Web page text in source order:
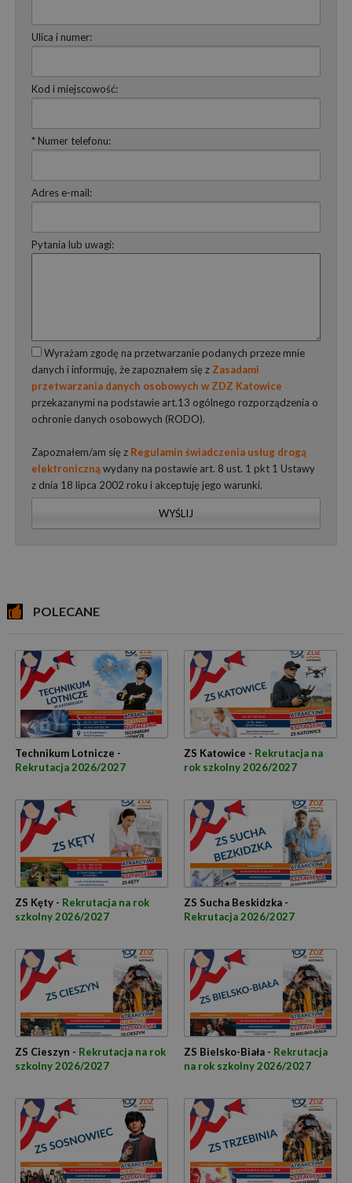
Ulica i numer:
Kod i miejscowość:
* Numer telefonu:
Adres e-mail:
Pytania lub uwagi:
Wyrażam zgodę na przetwarzanie podanych przeze mnie
danych i informuję, że zapoznałem się z Zasadami
przetwarzania danych osobowych w ZDZ Katowice
przekazanymi na podstawie art.13 ogólnego rozporządzenia o
ochronie danych osobowych (RODO).
Zapoznałem/am się z Regulamin świadczenia usług drogą
elektroniczną wydany na postawie art. 8 ust. 1 pkt 1 Ustawy
z dnia 18 lipca 2002 roku i akceptuję jego warunki.
WYŚLIJ
POLECANE
Technikum Lotnicze -
Rekrutacja 2026/2027
ZS Katowice - Rekrutacja na
rok szkolny 2026/2027
ZS Kęty - Rekrutacja na rok
szkolny 2026/2027
ZS Sucha Beskidzka -
Rekrutacja 2026/2027
ZS Cieszyn - Rekrutacja na rok
szkolny 2026/2027
ZS Bielsko-Biała - Rekrutacja
na rok szkolny 2026/2027